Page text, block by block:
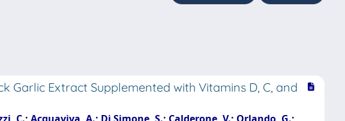
Extract Supplemented with Vitamins D, C, and